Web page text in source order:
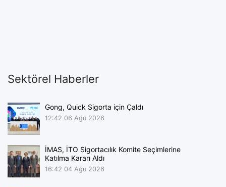
Sektörel Haberler
Gong, Quick Sigorta için Çaldı
12:42 06 Ağu 2026
İMAS, İTO Sigortacılık Komite Seçimlerine
Katılma Kararı Aldı
16:42 04 Ağu 2026